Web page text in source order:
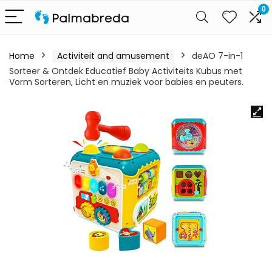
0
Home Activiteit and amusement
deAO 7-in-1
Sorteer & Ontdek Educatief Baby Activiteits Kubus met
Vorm Sorteren, Licht en muziek voor babies en peuters.